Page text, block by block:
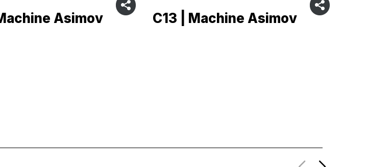
Asimov C13 | Machine Asimov